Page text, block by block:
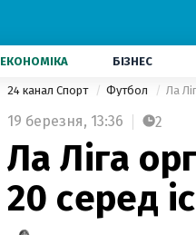
ЕКОНОМІКА БІЗНЕС
24 канал Спорт Футбол Ла
19 березня, 13:36 2
Ла Ліга
20 серед